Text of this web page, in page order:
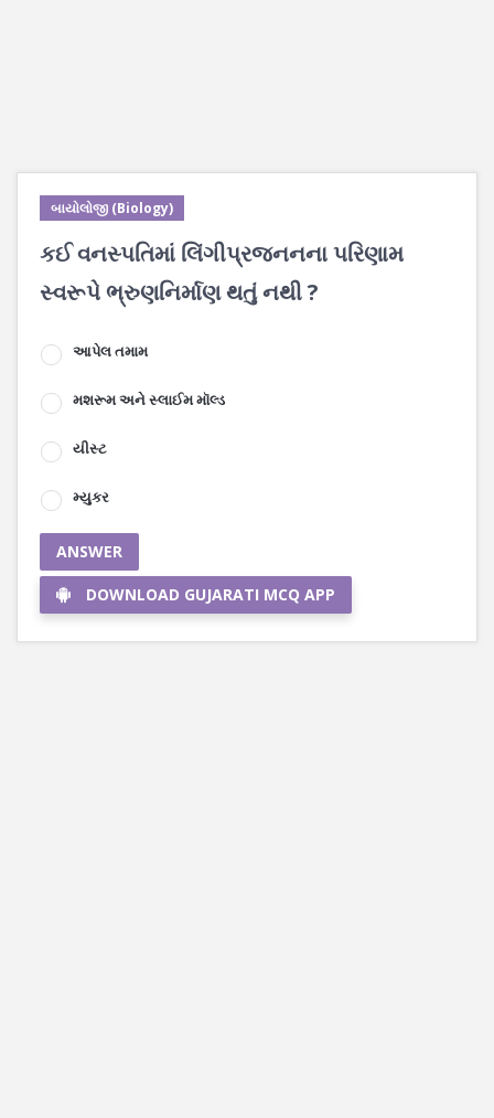
બાયોલોજી (Biology)
કઈ વનસ્પતિમાં લિંગીપ્રજનનના પરિણામ
સ્વરૂપે ભ્રુણનિર્માણ થતું નથી ?
આપેલ તમામ
મશરૂમ અને સ્લાઈમ મૉલ્ડ
યીસ્ટ
મ્યુકર
ANSWER
DOWNLOAD GUJARATI MCQ APP